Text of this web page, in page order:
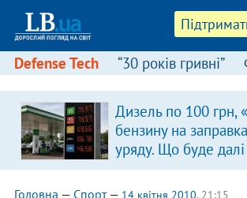
Defense Tech “30 років гривні”
Дизель по 100 грн,
бензину на
уряду. Що буде
пальне?
Головна — Спорт— 14 квітня 2010, 21:15